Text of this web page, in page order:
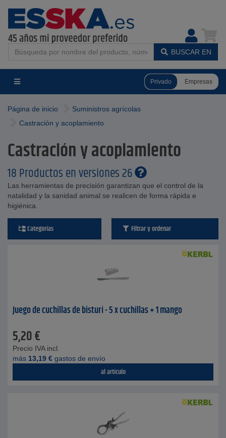
BUSCAR EN
Privado Empresas
Página de inicio
Suministros agrícolas
Castración y acoplamiento
Castración y acoplamiento
18 Productos en versiones 26
Las herramientas de precisión garantizan que el control de la
natalidad y la sanidad animal se realicen de forma rápida e
higiénica.
Categorías Filtrar y ordenar
Juego de cuchillas de bisturí - 5 x cuchillas + 1 mango
5,20€
Precio IVA incl.
más 13,19 € gastos de envío
al artículo